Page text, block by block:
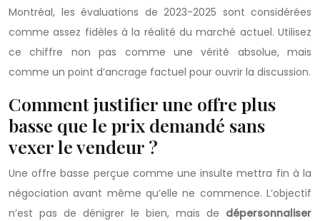
Montréal, les évaluations de 2023-2025 sont considérées
comme assez fidèles à la réalité du marché actuel. Utilisez
ce chiffre non pas comme une vérité absolue, mais
comme un point d’ancrage factuel pour ouvrir la discussion.
Comment justifier une offre plus
basse que le prix demandé sans
vexer le vendeur ?
Une offre basse perçue comme une insulte mettra fin à la
négociation avant même qu’elle ne commence. L’objectif
n’est pas de dénigrer le bien, mais de dépersonnaliser